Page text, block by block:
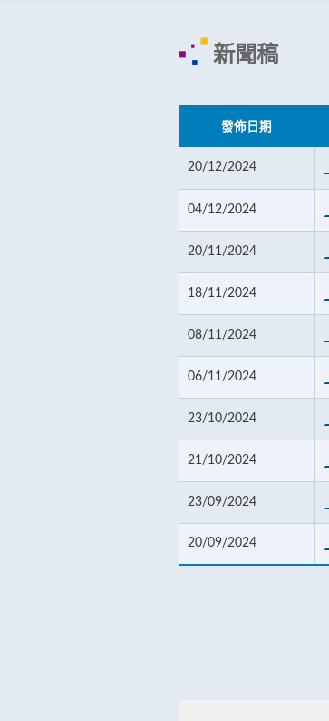
新聞稿
發佈日期
20/12/2024
04/12/2024
20/11/2024
18/11/2024
08/11/2024
06/11/2024
23/10/2024
21/10/2024
23/09/2024
20/09/2024